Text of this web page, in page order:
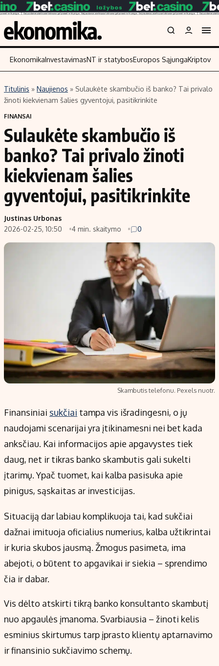
Turinys
Naujienos
Aplinka
Energetika
Ekonomika
Politika
NT ir statybos
Skaitykite
Įmonės
Žemės ūkis
Technologijos
Laisvalaikis
Nedarbo išmokos skaičiuoklė
Indėliai
Indėlių skaičiuoklė
Būsto finansai
Įdomios naujienos
Redakcija
Apie mus
Privatumo politika
Turinio žymėjimo taisyklės
Kontaktai
Regionų naujienos
Indėlių palūkanos
EkonomikaInvestavimasNT ir statybosEuropos Sąjunga
Titulinis » Naujienos » Sulaukėte skambučio iš banko? Tai privalo
žinoti kiekvienam šalies gyventojui, pasitikrinkite
FINANSAI
Sulaukėte skambučio iš
banko? Tai privalo žinoti
kiekvienam šalies
gyventojui, pasitikrinkite
Justinas Urbonas
2026-02-25, 10:50
4 min. skaitymo 0
Skambutis telefonu. Pexels nuotr.
Finansiniai sukčiai tampa vis išradingesni, o jų
naudojami scenarijai yra įtikinamesni nei bet kada
anksčiau. Kai informacijos apie apgavystes tiek
daug, net ir tikras banko skambutis gali sukelti
įtarimų. Ypač tuomet, kai kalba pasisuka apie
pinigus, sąskaitas ar investicijas.
Situaciją dar labiau komplikuoja tai, kad sukčiai
dažnai imituoja oficialius numerius, kalba užtikrintai
ir kuria skubos jausmą. Žmogus pasimeta, ima
abejoti, o būtent to apgavikai ir siekia – sprendimo
čia ir dabar.
Vis dėlto atskirti tikrą banko konsultanto skambutį
nuo apgaulės įmanoma. Svarbiausia – žinoti kelis
esminius skirtumus tarp įprasto klientų aptarnavimo
ir finansinio sukčiavimo schemų.